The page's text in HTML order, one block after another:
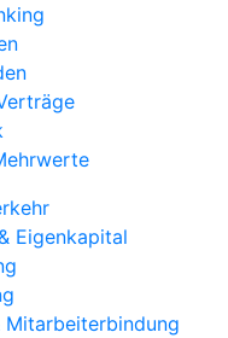
Eigenkapital
Mitarbeiterbindung